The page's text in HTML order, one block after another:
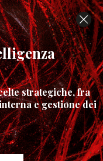
strategiche, fra
e gestione dei